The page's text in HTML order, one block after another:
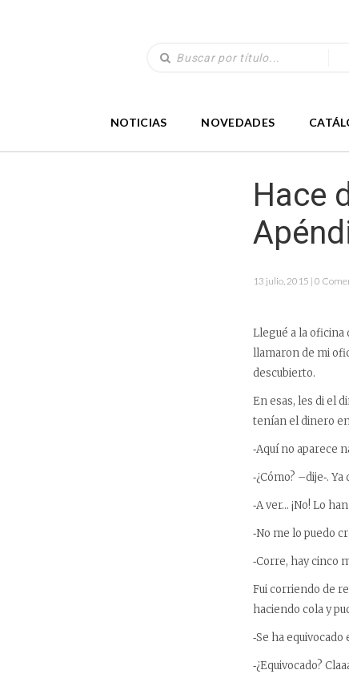
NOTICIAS NOVEDADES
Hace
13 julio, 2015 | 0
Llegué a la oficina
llamaron de mi
descubierto.
En esas, les di el
tenían el dinero
‑Aquí no aparece
‑¿Cómo? –dije‑.
‑A ver… ¡No! Lo
‑No me lo puedo
‑Corre, hay cinco
Fui corriendo de
haciendo cola y
‑Se ha
‑¿Equivocado?